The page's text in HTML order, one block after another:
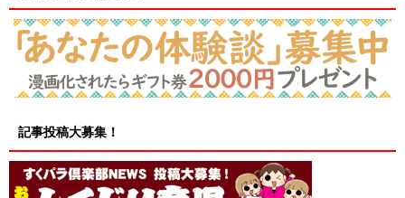
記事投稿大募集！